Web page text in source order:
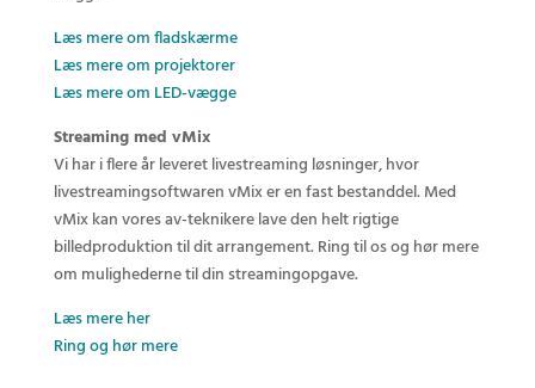
Læs mere om fladskærme
Læs mere om projektorer
Læs mere om LED-vægge
Streaming med vMix
Vi har i flere år leveret livestreaming løsninger, hvor
livestreamingsoftwaren vMix er en fast bestanddel. Med
vMix kan vores av-teknikere lave den helt rigtige
billedproduktion til dit arrangement. Ring til os og hør mere
om mulighederne til din streamingopgave.
Læs mere her
Ring og hør mere